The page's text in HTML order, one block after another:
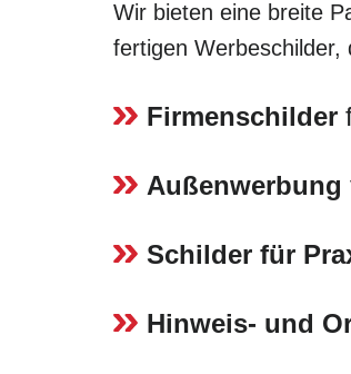
Wir bieten eine breite
fertigen
Firmenschilder
Außenwerbung
Schilder für
Hinweis- und